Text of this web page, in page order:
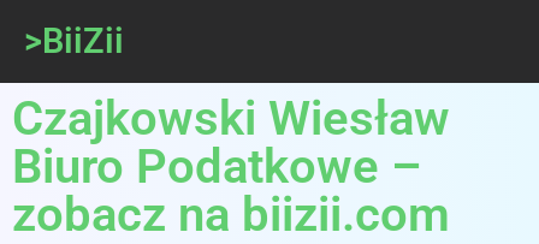
>BiiZii
Czajkowski Wiesław
Biuro Podatkowe –
zobacz na biizii.com